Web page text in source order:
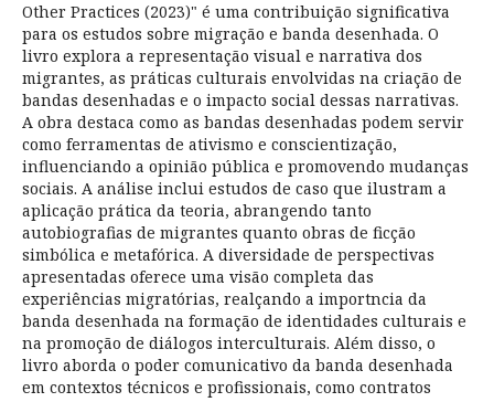
Other Practices (2023)" é uma contribuição significativa
para os estudos sobre migração e banda desenhada. O
livro explora a representação visual e narrativa dos
migrantes, as práticas culturais envolvidas na criação de
bandas desenhadas e o impacto social dessas narrativas.
A obra destaca como as bandas desenhadas podem servir
como ferramentas de ativismo e conscientização,
influenciando a opinião pública e promovendo mudanças
sociais. A análise inclui estudos de caso que ilustram a
aplicação prática da teoria, abrangendo tanto
autobiografias de migrantes quanto obras de ficção
simbólica e metafórica. A diversidade de perspectivas
apresentadas oferece uma visão completa das
experiências migratórias, realçando a importncia da
banda desenhada na formação de identidades culturais e
na promoção de diálogos interculturais. Além disso, o
livro aborda o poder comunicativo da banda desenhada
em contextos técnicos e profissionais, como contratos